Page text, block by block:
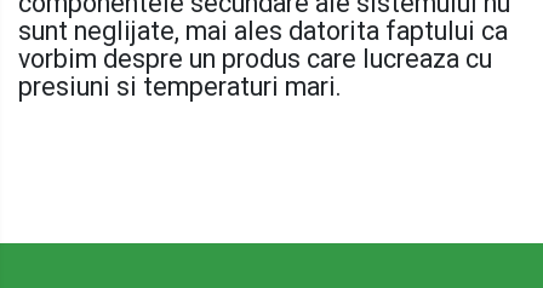
sunt neglijate, mai ales datorita faptului ca
vorbim despre un produs care lucreaza cu
presiuni si temperaturi mari.